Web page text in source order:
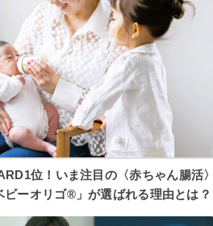
ビーオリゴ®」が選ばれる理由とは？